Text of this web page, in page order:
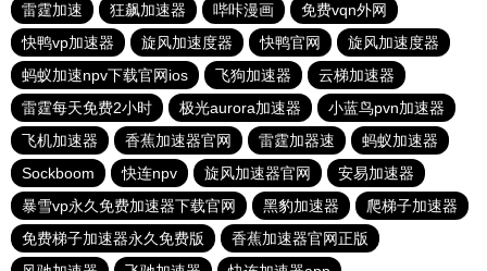
雷霆加速
狂飙加速器 哔咔漫画
免费vqn外网
快鸭vp加速器
旋风加速度器 快鸭官网
旋风加速度器
蚂蚁加速npv下载官网ios
飞狗加速器
云梯加速器
雷霆每天免费2小时
极光aurora加速器
小蓝鸟pvn加速器
飞机加速器
香蕉加速器官网 雷霆加器速
蚂蚁加速器
Sockboom
快连npv 旋风加速器官网
安易加速器
暴雪vp永久免费加速器下载官网
黑豹加速器
爬梯子加速器
免费梯子加速器永久免费版
香蕉加速器官网正版